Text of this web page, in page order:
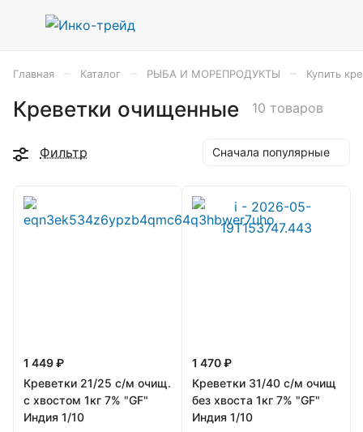
Главная Каталог РЫБА И МОРЕПРОДУКТЫ Купить
Креветки очищенные 10 товаров
Фильтр Сначала популярные
1 449 ₽
Креветки 21/25 с/м очищ.
c хвостом 1кг 7% "GF"
Индия 1/10
1 470 ₽
Креветки 31/40 с/м очищ
без хвоста 1кг 7% "GF"
Индия 1/10